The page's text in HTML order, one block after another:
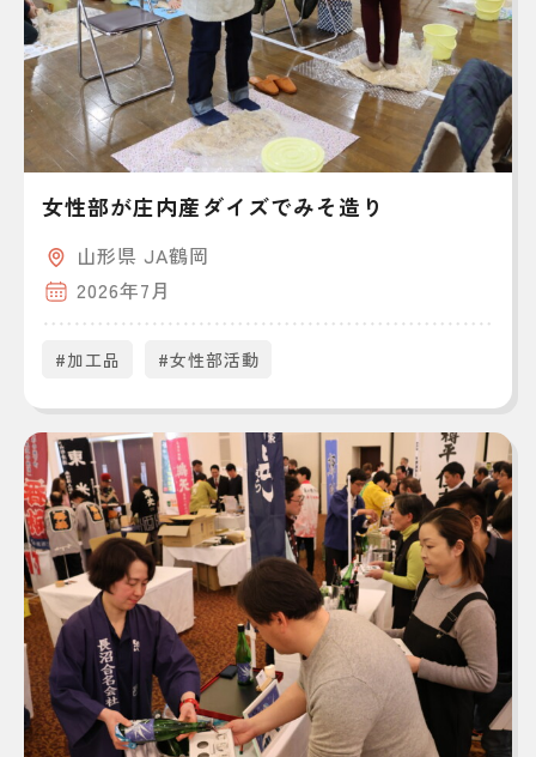
女性部が庄内産ダイズでみそ造り
山形県 JA鶴岡
2026年7月
#加工品 #女性部活動